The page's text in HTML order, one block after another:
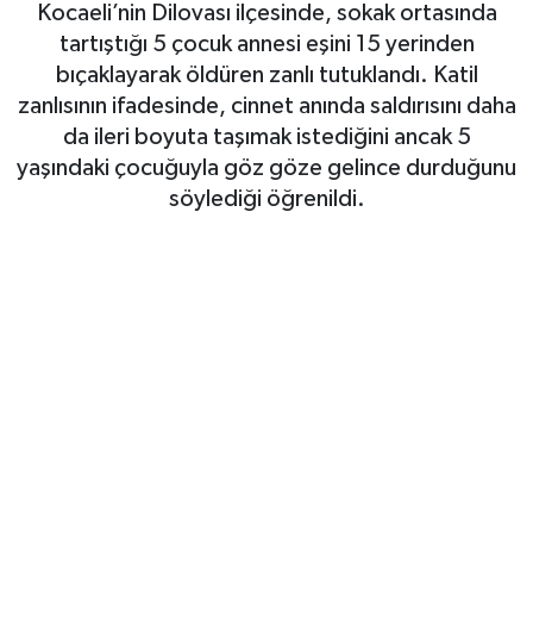
Kocaeli’nin Dilovası ilçesinde, sokak ortasında
tartıştığı 5 çocuk annesi eşini 15 yerinden
bıçaklayarak öldüren zanlı tutuklandı. Katil
zanlısının ifadesinde, cinnet anında saldırısını daha
da ileri boyuta taşımak istediğini ancak 5
yaşındaki çocuğuyla göz göze gelince durduğunu
söylediği öğrenildi.
EKONOMİ
GÜNDEM
MAGAZİN
Tüm Manşetler
Son Dakika Haberleri
Haber Arşivi